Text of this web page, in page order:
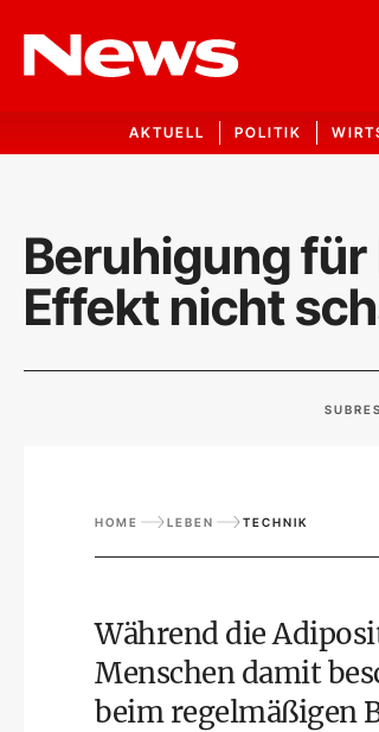
AKTUELL POLITIK
Beruhigung
Effekt nicht
HOME LEBEN TECHNIK
Während die
Menschen damit
beim regelmäßigen